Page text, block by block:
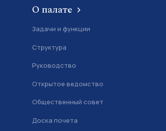
О палате
Задачи и функции
Структура
Руководство
Открытое ведомство
Общественный совет
Доска почета